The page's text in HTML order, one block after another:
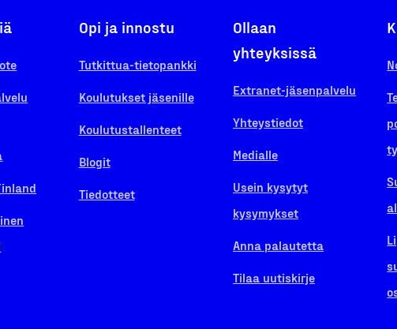
Opi ja innostu
Tutkittua-tietopankki
Koulutukset jäsenille
Koulutustallenteet
Blogit
Tiedotteet
Ollaan
yhteyksissä
Extranet-jäsenpalvelu
Yhteystiedot
Medialle
Usein kysytyt
kysymykset
Anna palautetta
Tilaa uutiskirje